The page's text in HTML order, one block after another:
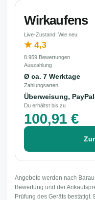
Wirkaufens
Live-Zustand: Wie neu
★ 4,3
8.959 Bewertungen
Auszahlung
Ø ca. 7 Werktage
Zahlungsarten
Überweisung, PayPal
Du erhältst bis zu
100,91 €
Angebote werden nach
Bewertung und der
Prüfung des Geräts